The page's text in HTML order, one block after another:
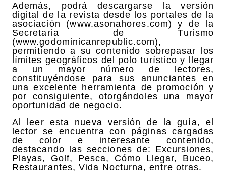
Además, podrá descargarse la versión
digital de la revista desde los portales de la
asociación (www.asonahores.com) y de la
Secretaria de Turismo
(www.godominicanrepublic.com),
permitiendo a su contenido sobrepasar los
límites geográficos del polo turístico y llegar
a un mayor número de lectores,
constituyéndose para sus anunciantes en
una excelente herramienta de promoción y
por consiguiente, otorgándoles una mayor
oportunidad de negocio.
Al leer esta nueva versión de la guía, el
lector se encuentra con páginas cargadas
de color e interesante contenido,
destacando las secciones de: Excursiones,
Playas, Golf, Pesca, Cómo Llegar, Buceo,
Restaurantes, Vida Nocturna, entre otras.